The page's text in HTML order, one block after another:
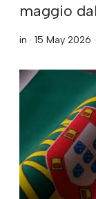
maggio
in · 15 May 2026 ·